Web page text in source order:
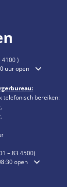
4100)
uur open
telefonisch bereiken:
– 834500)
open